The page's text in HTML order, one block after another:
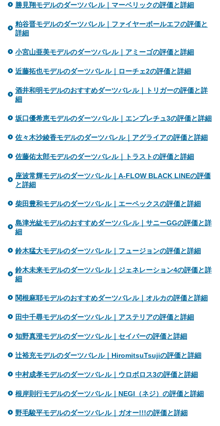
勝見翔モデルのダーツバレル｜マーベリックの評価と詳細
粕谷晋モデルのダーツバレル｜ファイヤーボールエフの評価と
詳細
小宮山亜美モデルのダーツバレル｜アミーゴの評価と詳細
近藤拓也モデルのダーツバレル｜ローチェ2の評価と詳細
酒井和明モデルのおすすめダーツバレル｜トリガーの評価と詳
細
坂口優希恵モデルのダーツバレル｜エンプレチュ3の評価と詳細
佐々木沙綾香モデルのダーツバレル｜アグライアの評価と詳細
佐藤佑太郎モデルのダーツバレル｜トラストの評価と詳細
座波常輝モデルのダーツバレル｜A-FLOW BLACK LINEの評価
と詳細
柴田豊和モデルのダーツバレル｜エーペックスの評価と詳細
島津光紘モデルのおすすめダーツバレル｜サニーGGの評価と詳
細
鈴木猛大モデルのダーツバレル｜フュージョンの評価と詳細
鈴木未来モデルのダーツバレル｜ジェネレーション4の評価と詳
細
関根麻耶モデルのおすすめダーツバレル｜オルカの評価と詳細
田中千尋モデルのダーツバレル｜アステリアの評価と詳細
知野真澄モデルのダーツバレル｜セイバーの評価と詳細
辻裕充モデルのダーツバレル｜HiromitsuTsujiの評価と詳細
中村成孝モデルのダーツバレル｜ウロボロス3の評価と詳細
根岸則行モデルのダーツバレル｜NEGI（ネジ）の評価と詳細
野毛駿平モデルのダーツバレル｜ガオー!!!の評価と詳細